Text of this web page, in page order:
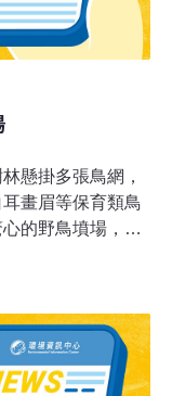
懸掛多張鳥網，
畫眉等保育類鳥
的野鳥墳場，縣
愛鳥人士說，隱
周山域相當偏僻
法理解在此架設
阱可能要捕捉野